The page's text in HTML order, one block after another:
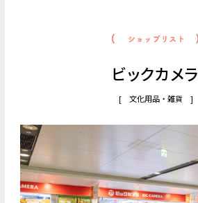
ビックカメラ
[ 文化用品・雑貨 ]